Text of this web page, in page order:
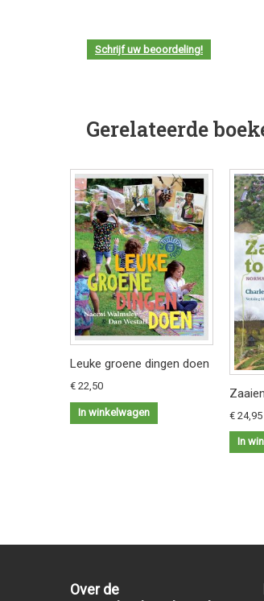
Schrijf uw beoordeling!
Gerelateerde
Leuke groene dingen doen
€ 22,50
In winkelwagen € 24,95
In
Over de